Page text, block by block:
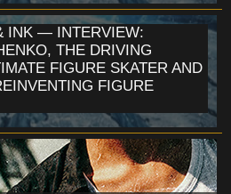
INK — INTERVIEW:
THE DRIVING
FIGURE SKATER AND
FIGURE